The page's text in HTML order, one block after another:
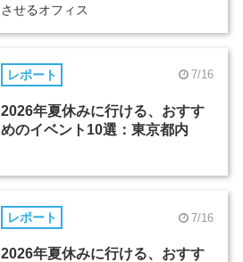
させるオフィス
レポート 7/16
2026年夏休みに行ける、おすす
めのイベント10選：東京都内
レポート 7/16
2026年夏休みに行ける、おすす